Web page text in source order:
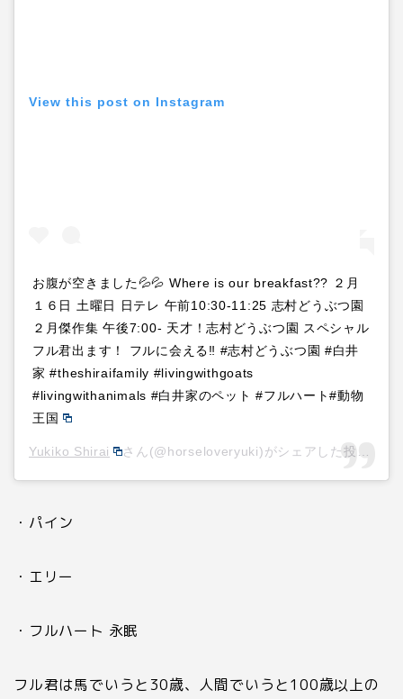
View this post on Instagram
お腹が空きました💦💦 Where is our breakfast?? ２月
１６日 土曜日 日テレ 午前10:30-11:25 志村どうぶつ園
２月傑作集 午後7:00- 天才！志村どうぶつ園 スペシャル
フル君出ます！ フルに会える‼️ #志村どうぶつ園 #白井
家 #theshiraifamily #livingwithgoats
#livingwithanimals #白井家のペット #フルハート#動物
王国
Yukiko Shirai さん(@horseloveryuki)がシェアした投稿 –
・パイン
・エリー
・フルハート 永眠
フル君は馬でいうと 30歳、人間でいうと100歳以上の